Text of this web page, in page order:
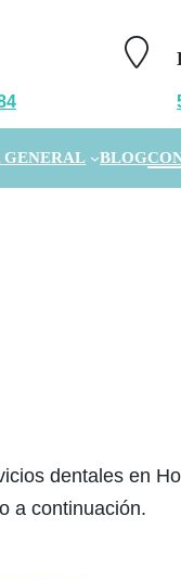
BLOG
dentales en
a continuación.